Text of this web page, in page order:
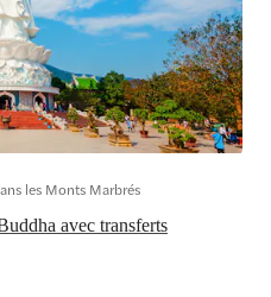
avec transferts
les Monts Marbrés